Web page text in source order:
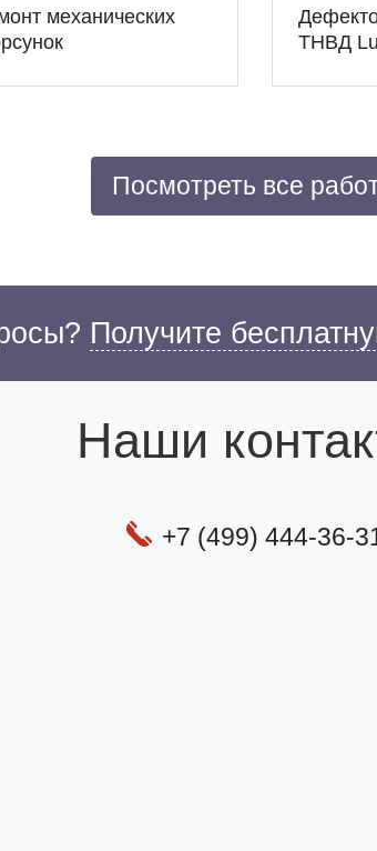
механических
ТНВД
Посмотреть все
Получите
Наши
+7 (499) 444-36-